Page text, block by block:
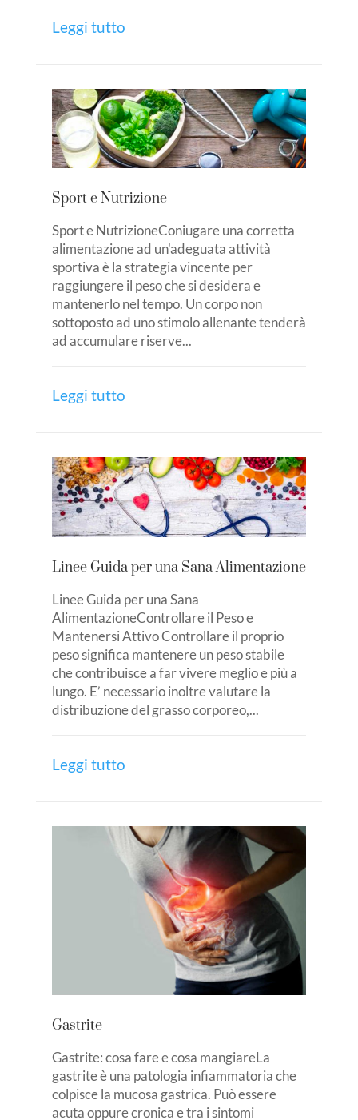
Leggi tutto
Sport e Nutrizione
Sport e NutrizioneConiugare una corretta
alimentazione ad un'adeguata attività
sportiva è la strategia vincente per
raggiungere il peso che si desidera e
mantenerlo nel tempo. Un corpo non
sottoposto ad uno stimolo allenante tenderà
ad accumulare riserve...
Leggi tutto
Linee Guida per una Sana Alimentazione
Linee Guida per una Sana
AlimentazioneControllare il Peso e
Mantenersi Attivo Controllare il proprio
peso significa mantenere un peso stabile
che contribuisce a far vivere meglio e più a
lungo. E’ necessario inoltre valutare la
distribuzione del grasso corporeo,...
Leggi tutto
Gastrite
Gastrite: cosa fare e cosa mangiareLa
gastrite è una patologia infiammatoria che
colpisce la mucosa gastrica. Può essere
acuta oppure cronica e tra i sintomi